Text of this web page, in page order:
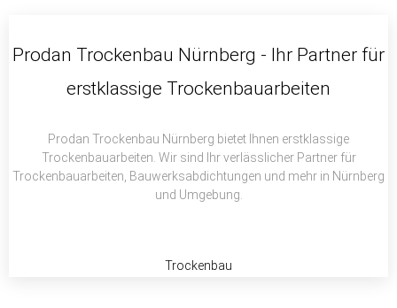
b
t
r
s
p
Prodan Trockenbau Nürnberg - Ihr Partner für
erstklassige Trockenbauarbeiten
Prodan Trockenbau Nürnberg bietet Ihnen erstklassige
Trockenbauarbeiten. Wir sind Ihr verlässlicher Partner für
Trockenbauarbeiten, Bauwerksabdichtungen und mehr in Nürnberg
und Umgebung.
Trockenbau